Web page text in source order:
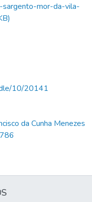
mor-da-vila-
10/20141
da Cunha Menezes